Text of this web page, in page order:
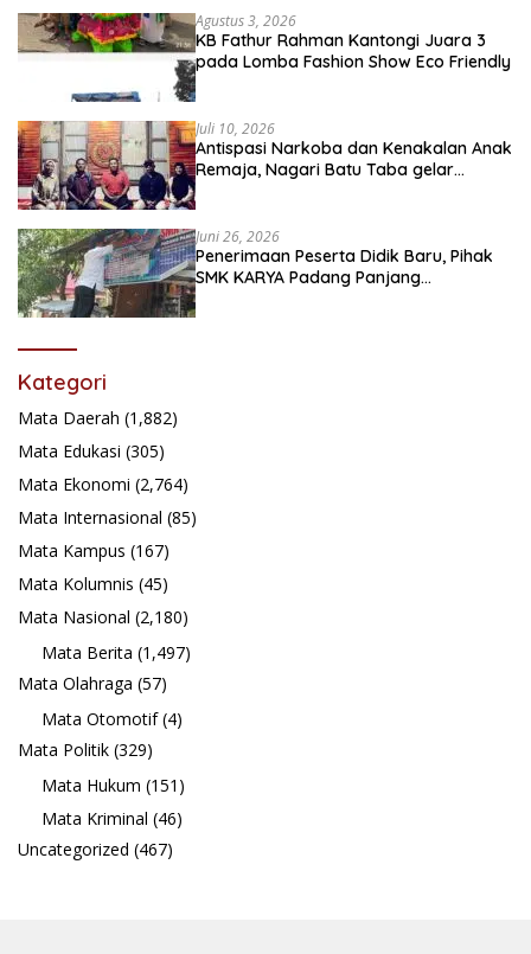
Agustus 3, 2026
KB Fathur Rahman Kantongi Juara 3
pada Lomba Fashion Show Eco Friendly
Juli 10, 2026
Antispasi Narkoba dan Kenakalan Anak
Remaja, Nagari Batu Taba gelar
Juni 26, 2026
Penerimaan Peserta Didik Baru, Pihak
SMK KARYA Padang Panjang
Kategori
Mata Daerah (1,882)
Mata Edukasi (305)
Mata Ekonomi (2,764)
Mata Internasional (85)
Mata Kampus (167)
Mata Kolumnis (45)
Mata Nasional (2,180)
Mata Berita (1,497)
Mata Olahraga (57)
Mata Otomotif(4)
Mata Politik (329)
Mata Hukum (151)
Mata Kriminal (46)
Uncategorized (467)